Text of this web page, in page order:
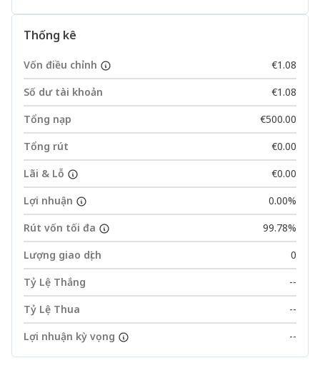
Thống kê
Vốn điều chỉnh
€1.08
Số dư tài khoản
€1.08
Tổng nạp
€500.00
Tổng rút
€0.00
Lãi & Lỗ
€0.00
Lợi nhuận
0.00%
Rút vốn tối đa
99.78%
Lượng giao dịch
0
Tỷ Lệ Thắng
--
Tỷ Lệ Thua
--
Lợi nhuận kỳ vọng
--